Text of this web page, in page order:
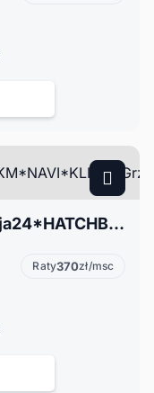
Opel Insignia A 1.4 Gwarancja24*HATCHB*1.4B*140KM*NAVI*KLIMA*Grz.Fotele*ASO*Idealny do LPG
Raty370zł/msc